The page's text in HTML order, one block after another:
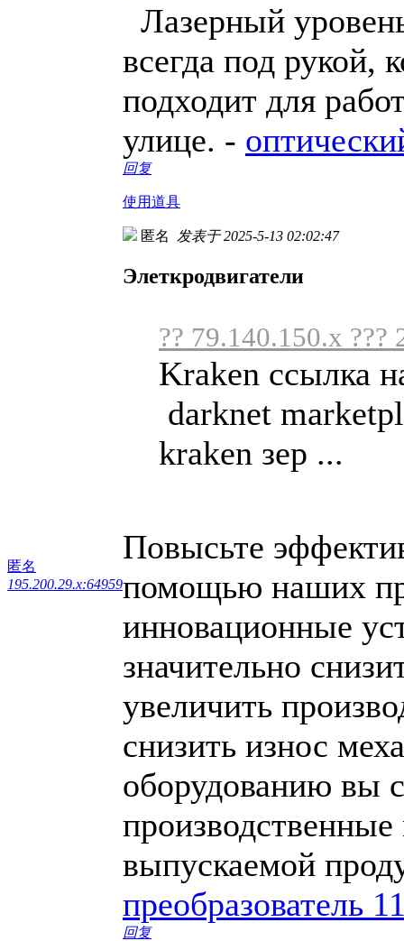
Лазерный
всегда под рукой,
подходит для
улице. -
回复
使用道具
匿名
195.200.29.x:64959
匿名 发表于 2025-5-13 02:02:47
Элеткродвигатели
?? 79.140.150.x ???
Kraken ссылка
darknet
kraken зер ...
Повысьте
помощью наших
инновационные
значительно
увеличить
снизить износ
оборудованию вы
выпускаемой
преобразователь
回复